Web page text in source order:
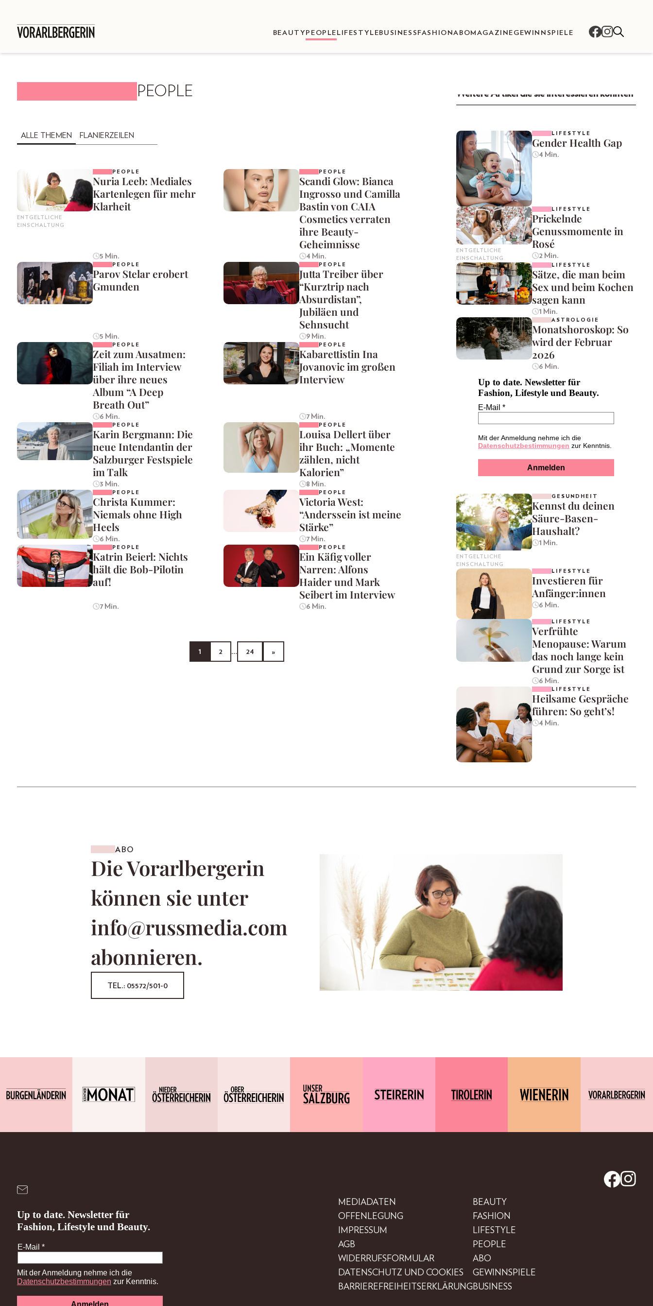
BEAUTY PEOPLE LIFESTYLEBUSINESS FASHIONABOMAGAZINE GEWINNSPIELE
PEOPLE
ALLE THEMEN FLANIERZEILEN
ENTGELTLICHE
EINSCHALTUNG
PEOPLE
Nuria Leeb: Mediales
Kartenlegen für mehr
Klarheit
5 Min.
PEOPLE
Scandi Glow: Bianca
Ingrosso und Camilla
Bastin von CAIA
Cosmetics verraten
ihre Beauty-
Geheimnisse
4 Min.
PEOPLE
Parov Stelar erobert
Gmunden
5 Min.
PEOPLE
Jutta Treiber über
“Kurztrip nach
Absurdistan”,
Jubiläen und
Sehnsucht
9 Min.
PEOPLE
Zeit zum Ausatmen:
Filiah im Interview
über ihre neues
Album “A Deep
Breath Out”
6 Min.
PEOPLE
Kabarettistin Ina
Jovanovic im großen
Interview
7 Min.
PEOPLE
Karin Bergmann: Die
neue Intendantin der
Salzburger Festspiele
im Talk
3 Min.
PEOPLE
Louisa Dellert über
ihr Buch: „Momente
zählen, nicht
Kalorien”
8 Min.
PEOPLE
Christa Kummer:
Niemals ohne High
Heels
6 Min.
PEOPLE
Victoria West:
“Anderssein ist meine
Stärke”
7 Min.
PEOPLE
Katrin Beierl: Nichts
hält die Bob-Pilotin
auf!
7 Min.
PEOPLE
Ein Käfig voller
Narren: Alfons
Haider und Mark
Seibert im Interview
6 Min.
1 2 … 24 »
Weitere Artikel die sie interessieren könnten
LIFESTYLE
Gender Health Gap
4 Min.
ENTGELTLICHE
EINSCHALTUNG
LIFESTYLE
Prickelnde
Genussmomente in
Rosé
2 Min.
LIFESTYLE
Sätze, die man beim
Sex und beim Kochen
sagen kann
1 Min.
ASTROLOGIE
Monatshoroskop: So
wird der Februar
2026
6 Min.
ENTGELTLICHE
EINSCHALTUNG
GESUNDHEIT
Kennst du deinen
Säure-Basen-
Haushalt?
1 Min.
LIFESTYLE
Investieren für
Anfänger:innen
6 Min.
LIFESTYLE
Verfrühte
Menopause: Warum
das noch lange kein
Grund zur Sorge ist
6 Min.
LIFESTYLE
Heilsame Gespräche
führen: So geht’s!
4 Min.
ABO
Die Vorarlbergerin
können sie unter
info@russmedia.com
abonnieren.
TEL.: 05572/501-0
MEDIADATEN
OFFENLEGUNG
IMPRESSUM
AGB
WIDERRUFSFORMULAR
DATENSCHUTZ UND COOKIES
BARRIEREFREIHEITSERKLÄRUNG
BEAUTY
FASHION
LIFESTYLE
PEOPLE
ABO
GEWINNSPIELE
BUSINESS